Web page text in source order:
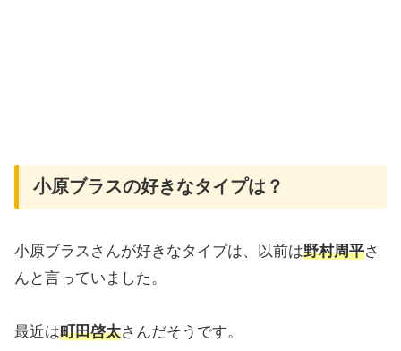
小原ブラスの好きなタイプは？
小原ブラスさんが好きなタイプは、以前は野村周平さ
んと言っていました。
最近は町田啓太さんだそうです。